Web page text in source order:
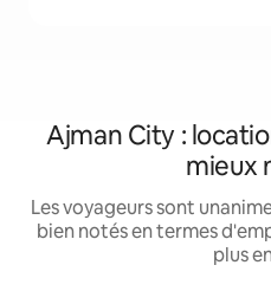
Ajman City :
mieux
Les voyageurs sont
bien notés en termes
plus